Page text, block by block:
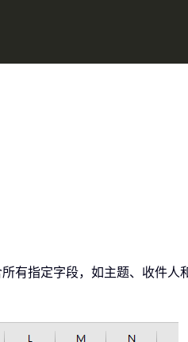
_
有指定字段，如主题、收件人